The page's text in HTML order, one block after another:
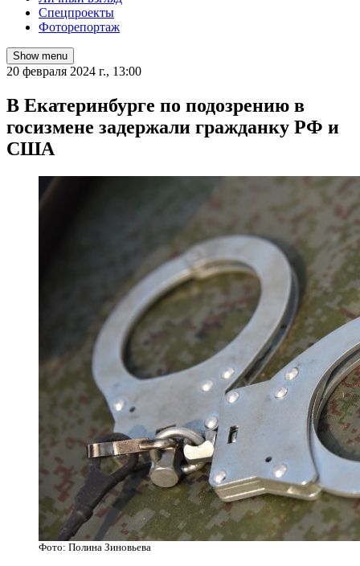
Спецпроекты
Фоторепортаж
Show menu
20 февраля 2024 г., 13:00
В Екатеринбурге по подозрению в
госизмене задержали гражданку РФ и
США
Фото: Полина Зиновьева